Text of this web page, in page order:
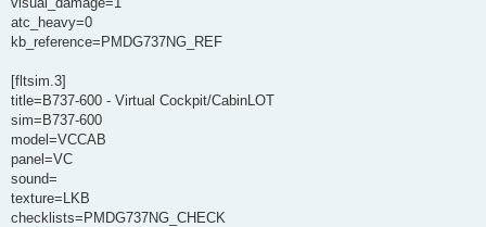
atc_heavy=0
kb_reference=PMDG737NG_REF
[fltsim.3]
title=B737-600 - Virtual Cockpit/CabinLOT
sim=B737-600
model=VCCAB
panel=VC
sound=
texture=LKB
checklists=PMDG737NG_CHECK